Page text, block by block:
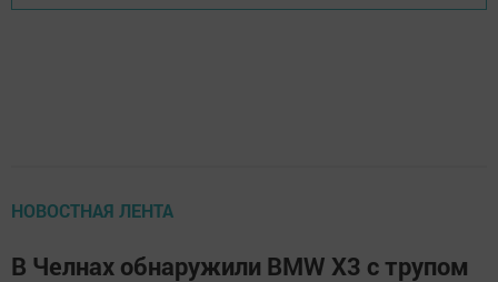
НОВОСТНАЯ ЛЕНТА
В Челнах обнаружили BMW X3 с трупом